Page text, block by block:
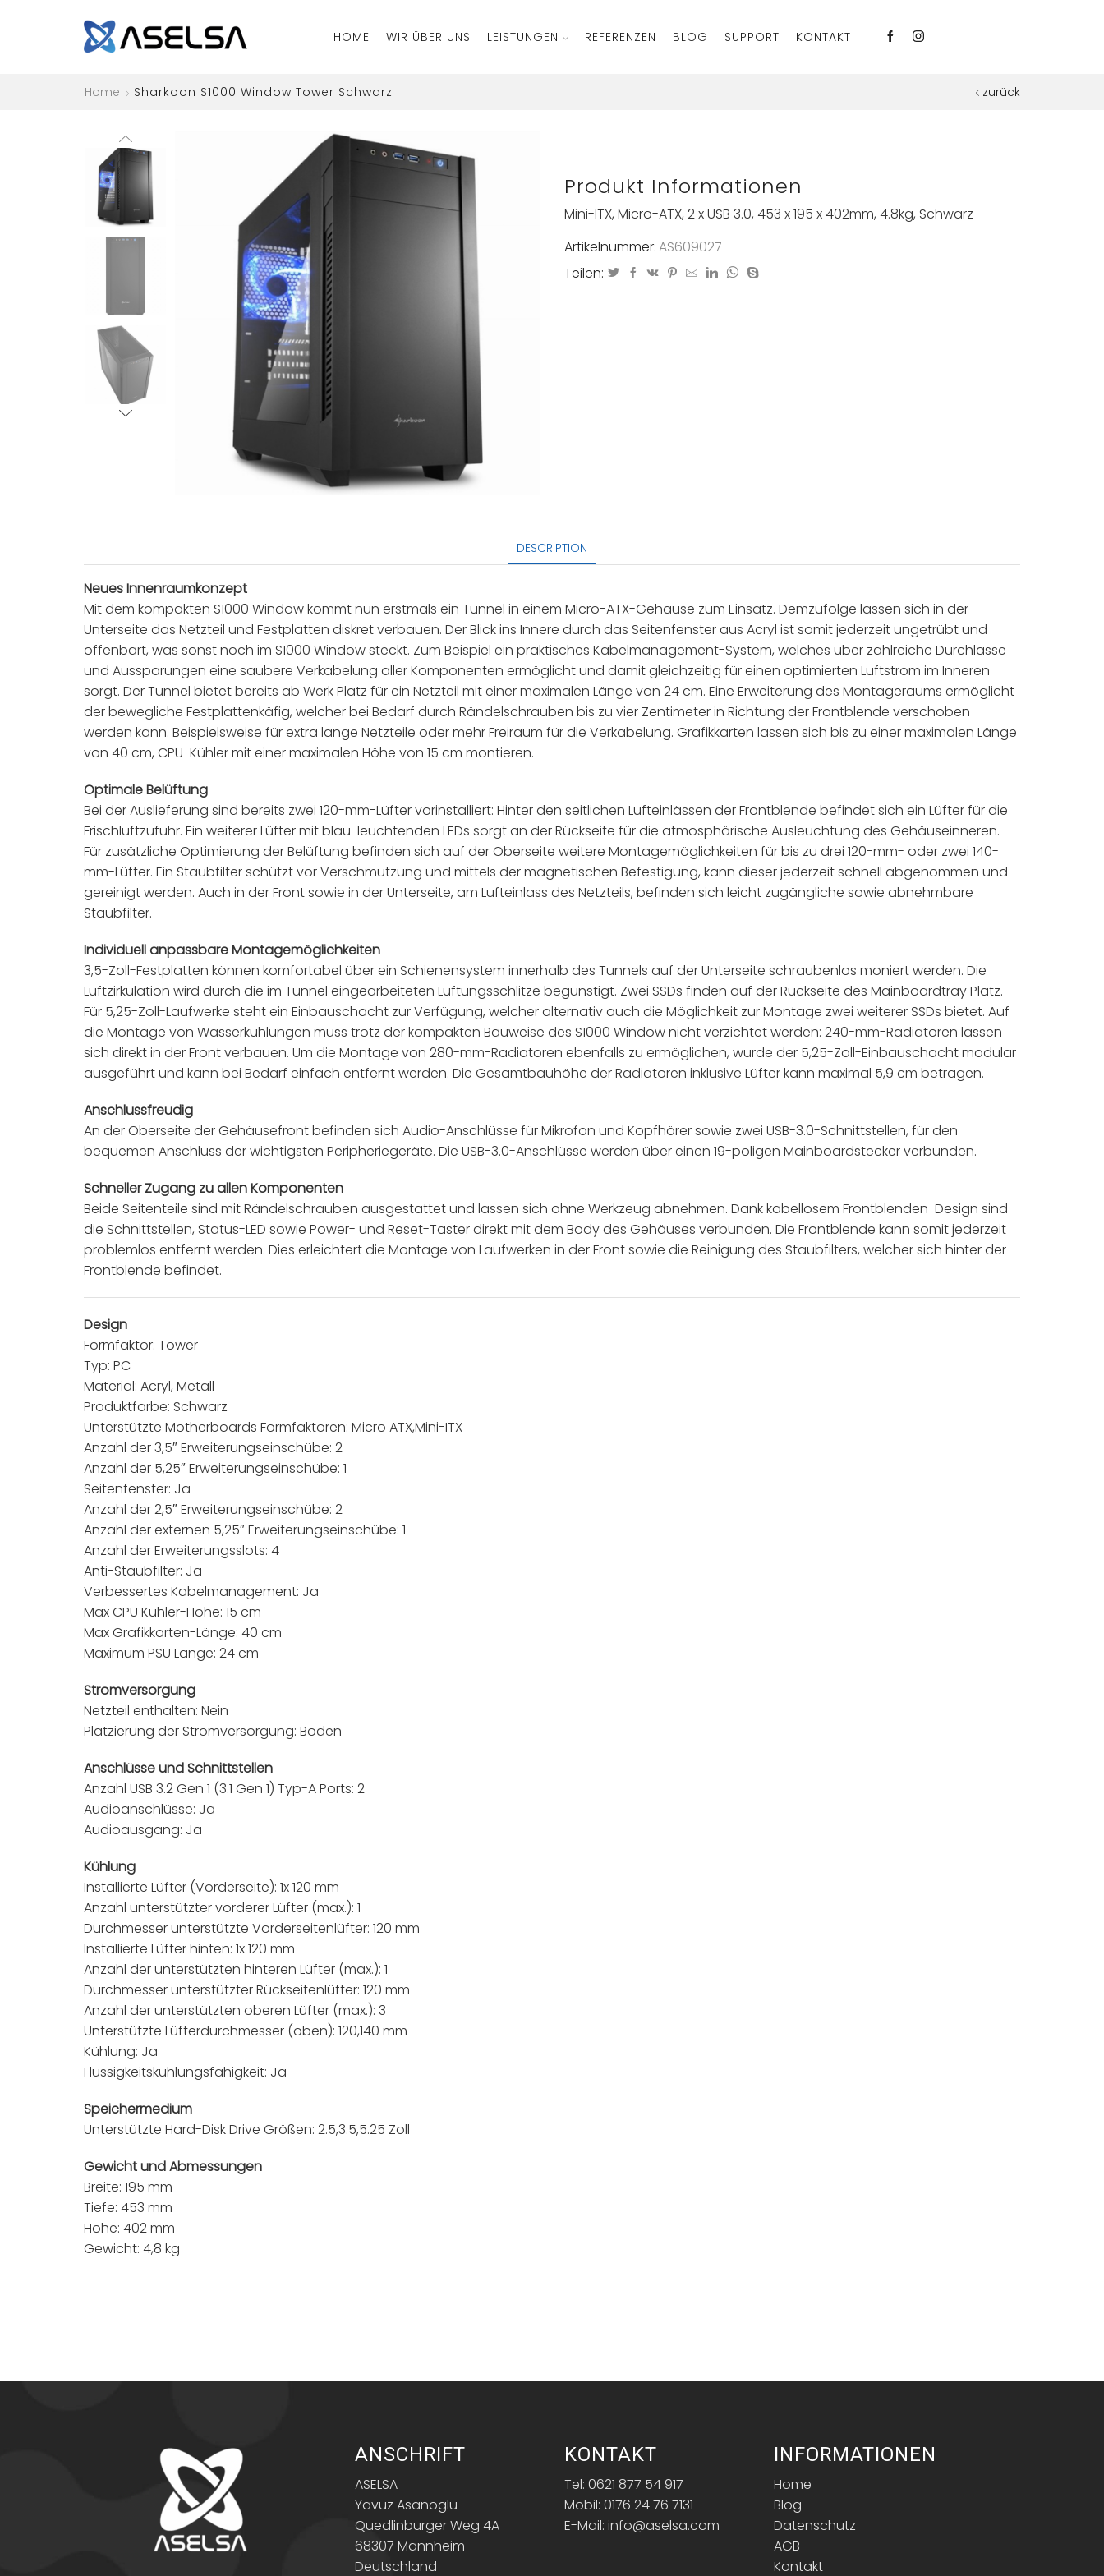
HOME WIR ÜBER UNS LEISTUNGEN REFERENZEN BLOG SUPPORT KONTAKT
Home Sharkoon S1000 Window Tower Schwarz zurück
Produkt Informationen
Mini-ITX, Micro-ATX, 2 x USB 3.0, 453 x 195 x 402mm, 4.8kg, Schwarz
Artikelnummer:AS609027
Teilen:
DESCRIPTION
Neues Innenraumkonzept
Mit dem kompakten S1000 Window kommt nun erstmals ein Tunnel in einem Micro-ATX-Gehäuse zum Einsatz. Demzufolge lassen sich in der
Unterseite das Netzteil und Festplatten diskret verbauen. Der Blick ins Innere durch das Seitenfenster aus Acryl ist somit jederzeit ungetrübt und
offenbart, was sonst noch im S1000 Window steckt. Zum Beispiel ein praktisches Kabelmanagement-System, welches über zahlreiche Durchlässe
und Aussparungen eine saubere Verkabelung aller Komponenten ermöglicht und damit gleichzeitig für einen optimierten Luftstrom im Inneren
sorgt. Der Tunnel bietet bereits ab Werk Platz für ein Netzteil mit einer maximalen Länge von 24 cm. Eine Erweiterung des Montageraums ermöglicht
der bewegliche Festplattenkäfig, welcher bei Bedarf durch Rändelschrauben bis zu vier Zentimeter in Richtung der Frontblende verschoben
werden kann. Beispielsweise für extra lange Netzteile oder mehr Freiraum für die Verkabelung. Grafikkarten lassen sich bis zu einer maximalen Länge
von 40 cm, CPU-Kühler mit einer maximalen Höhe von 15 cm montieren.
Optimale Belüftung
Bei der Auslieferung sind bereits zwei 120-mm-Lüfter vorinstalliert: Hinter den seitlichen Lufteinlässen der Frontblende befindet sich ein Lüfter für die
Frischluftzufuhr. Ein weiterer Lüfter mit blau-leuchtenden LEDs sorgt an der Rückseite für die atmosphärische Ausleuchtung des Gehäuseinneren.
Für zusätzliche Optimierung der Belüftung befinden sich auf der Oberseite weitere Montagemöglichkeiten für bis zu drei 120-mm- oder zwei 140-
mm-Lüfter. Ein Staubfilter schützt vor Verschmutzung und mittels der magnetischen Befestigung, kann dieser jederzeit schnell abgenommen und
gereinigt werden. Auch in der Front sowie in der Unterseite, am Lufteinlass des Netzteils, befinden sich leicht zugängliche sowie abnehmbare
Staubfilter.
Individuell anpassbare Montagemöglichkeiten
3,5-Zoll-Festplatten können komfortabel über ein Schienensystem innerhalb des Tunnels auf der Unterseite schraubenlos moniert werden. Die
Luftzirkulation wird durch die im Tunnel eingearbeiteten Lüftungsschlitze begünstigt. Zwei SSDs finden auf der Rückseite des Mainboardtray Platz.
Für 5,25-Zoll-Laufwerke steht ein Einbauschacht zur Verfügung, welcher alternativ auch die Möglichkeit zur Montage zwei weiterer SSDs bietet. Auf
die Montage von Wasserkühlungen muss trotz der kompakten Bauweise des S1000 Window nicht verzichtet werden: 240-mm-Radiatoren lassen
sich direkt in der Front verbauen. Um die Montage von 280-mm-Radiatoren ebenfalls zu ermöglichen, wurde der 5,25-Zoll-Einbauschacht modular
ausgeführt und kann bei Bedarf einfach entfernt werden. Die Gesamtbauhöhe der Radiatoren inklusive Lüfter kann maximal 5,9 cm betragen.
Anschlussfreudig
An der Oberseite der Gehäusefront befinden sich Audio-Anschlüsse für Mikrofon und Kopfhörer sowie zwei USB-3.0-Schnittstellen, für den
bequemen Anschluss der wichtigsten Peripheriegeräte. Die USB-3.0-Anschlüsse werden über einen 19-poligen Mainboardstecker verbunden.
Schneller Zugang zu allen Komponenten
Beide Seitenteile sind mit Rändelschrauben ausgestattet und lassen sich ohne Werkzeug abnehmen. Dank kabellosem Frontblenden-Design sind
die Schnittstellen, Status-LED sowie Power- und Reset-Taster direkt mit dem Body des Gehäuses verbunden. Die Frontblende kann somit jederzeit
problemlos entfernt werden. Dies erleichtert die Montage von Laufwerken in der Front sowie die Reinigung des Staubfilters, welcher sich hinter der
Frontblende befindet.
Design
Formfaktor: Tower
Typ: PC
Material: Acryl, Metall
Produktfarbe: Schwarz
Unterstützte Motherboards Formfaktoren: Micro ATX,Mini-ITX
Anzahl der 3,5″ Erweiterungseinschübe: 2
Anzahl der 5,25″ Erweiterungseinschübe: 1
Seitenfenster: Ja
Anzahl der 2,5″ Erweiterungseinschübe: 2
Anzahl der externen 5,25″ Erweiterungseinschübe: 1
Anzahl der Erweiterungsslots: 4
Anti-Staubfilter: Ja
Verbessertes Kabelmanagement: Ja
Max CPU Kühler-Höhe: 15 cm
Max Grafikkarten-Länge: 40 cm
Maximum PSU Länge: 24 cm
Stromversorgung
Netzteil enthalten: Nein
Platzierung der Stromversorgung: Boden
Anschlüsse und Schnittstellen
Anzahl USB 3.2 Gen 1 (3.1 Gen 1) Typ-A Ports: 2
Audioanschlüsse: Ja
Audioausgang: Ja
Kühlung
Installierte Lüfter (Vorderseite): 1x 120 mm
Anzahl unterstützter vorderer Lüfter (max.): 1
Durchmesser unterstützte Vorderseitenlüfter: 120 mm
Installierte Lüfter hinten: 1x 120 mm
Anzahl der unterstützten hinteren Lüfter (max.): 1
Durchmesser unterstützter Rückseitenlüfter: 120 mm
Anzahl der unterstützten oberen Lüfter (max.): 3
Unterstützte Lüfterdurchmesser (oben): 120,140 mm
Kühlung: Ja
Flüssigkeitskühlungsfähigkeit: Ja
Speichermedium
Unterstützte Hard-Disk Drive Größen: 2.5,3.5,5.25 Zoll
Gewicht und Abmessungen
Breite: 195 mm
Tiefe: 453 mm
Höhe: 402 mm
Gewicht: 4,8 kg
ANSCHRIFT
ASELSA
Yavuz Asanoglu
Quedlinburger Weg 4A
68307 Mannheim
Deutschland
KONTAKT
Tel: 0621 877 54 917
Mobil: 0176 24 76 7131
E-Mail: info@aselsa.com
INFORMATIONEN
Home
Blog
Datenschutz
AGB
Kontakt